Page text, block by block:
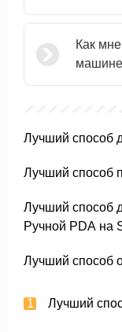
Как
машине
Лучший способ
Лучший способ
Лучший способ
Ручной PDA на
Лучший способ